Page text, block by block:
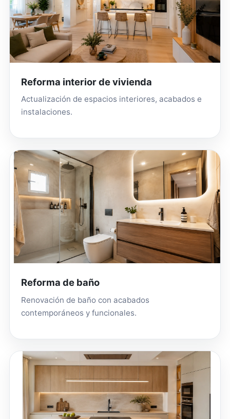
Reforma interior de vivienda
Actualización de espacios interiores, acabados e
instalaciones.
Reforma de baño
Renovación de baño con acabados
contemporáneos y funcionales.